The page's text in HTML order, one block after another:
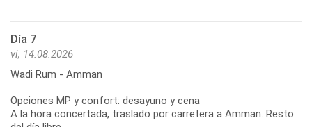
Día 7
vi, 14.08.2026
Wadi Rum - Amman
Opciones MP y confort: desayuno y cena
A la hora concertada, traslado por carretera a Amman. Resto